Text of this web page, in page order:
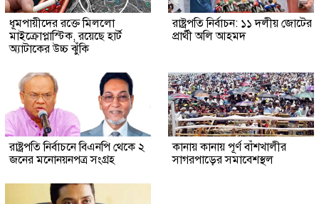
ধূমপায়ীদের রক্তে মিললো
মাইক্রোপ্লাস্টিক, রয়েছে হার্ট
অ্যাটাকের উচ্চ ঝুঁকি
রাষ্ট্রপতি নির্বাচন: ১১ দলীয় জোটের
প্রার্থী অলি আহমদ
রাষ্ট্রপতি নির্বাচনে বিএনপি থেকে ২
জনের মনোনয়নপত্র সংগ্রহ
কানায় কানায় পূর্ণ বাঁশখালীর
সাগরপাড়ের সমাবেশস্থল